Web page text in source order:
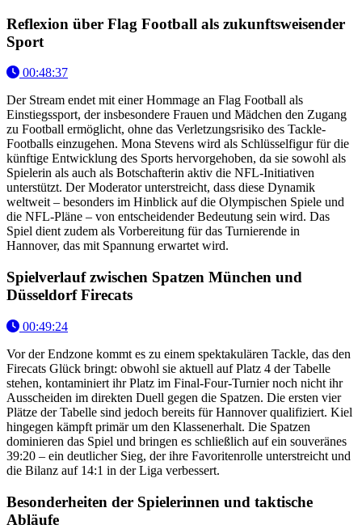
Reflexion über Flag Football als zukunftsweisender
Sport
00:48:37
Der Stream endet mit einer Hommage an Flag Football als
Einstiegssport, der insbesondere Frauen und Mädchen den Zugang
zu Football ermöglicht, ohne das Verletzungsrisiko des Tackle-
Footballs einzugehen. Mona Stevens wird als Schlüsselfigur für die
künftige Entwicklung des Sports hervorgehoben, da sie sowohl als
Spielerin als auch als Botschafterin aktiv die NFL-Initiativen
unterstützt. Der Moderator unterstreicht, dass diese Dynamik
weltweit – besonders im Hinblick auf die Olympischen Spiele und
die NFL-Pläne – von entscheidender Bedeutung sein wird. Das
Spiel dient zudem als Vorbereitung für das Turnierende in
Hannover, das mit Spannung erwartet wird.
Spielverlauf zwischen Spatzen München und
Düsseldorf Firecats
00:49:24
Vor der Endzone kommt es zu einem spektakulären Tackle, das den
Firecats Glück bringt: obwohl sie aktuell auf Platz 4 der Tabelle
stehen, kontaminiert ihr Platz im Final-Four-Turnier noch nicht ihr
Ausscheiden im direkten Duell gegen die Spatzen. Die ersten vier
Plätze der Tabelle sind jedoch bereits für Hannover qualifiziert. Kiel
hingegen kämpft primär um den Klassenerhalt. Die Spatzen
dominieren das Spiel und bringen es schließlich auf ein souveränes
39:20 – ein deutlicher Sieg, der ihre Favoritenrolle unterstreicht und
die Bilanz auf 14:1 in der Liga verbessert.
Besonderheiten der Spielerinnen und taktische
Abläufe